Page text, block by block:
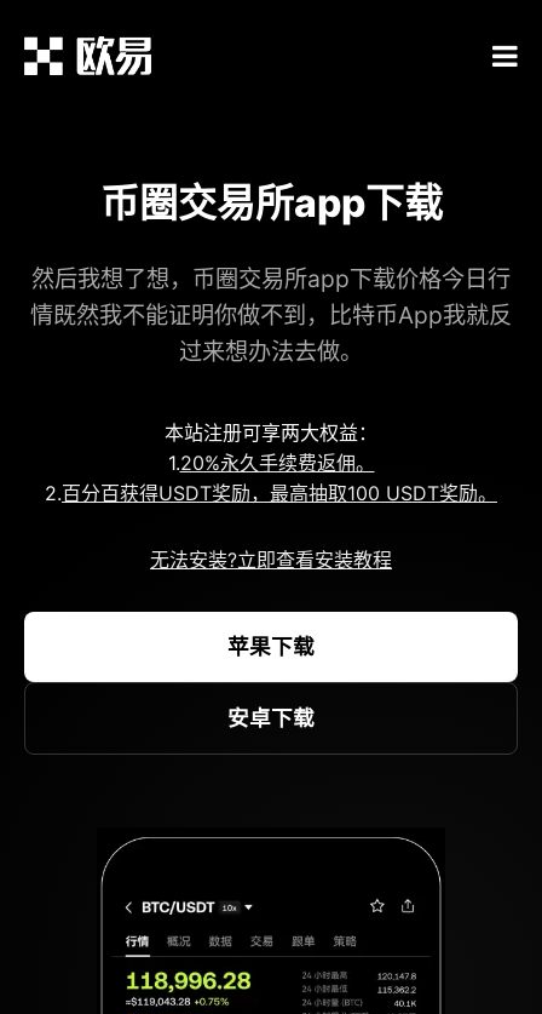
币圈交易所app下载
然后我想了想，币圈交易所app下载价格今日行
情既然我不能证明你做不到，比特币App我就反
过来想办法去做。
本站注册可享两大权益：
1.20%永久手续费返佣。
2.百分百获得USDT奖励，最高抽取100 USDT奖励。
无法安装?立即查看安装教程
苹果下载
安卓下载